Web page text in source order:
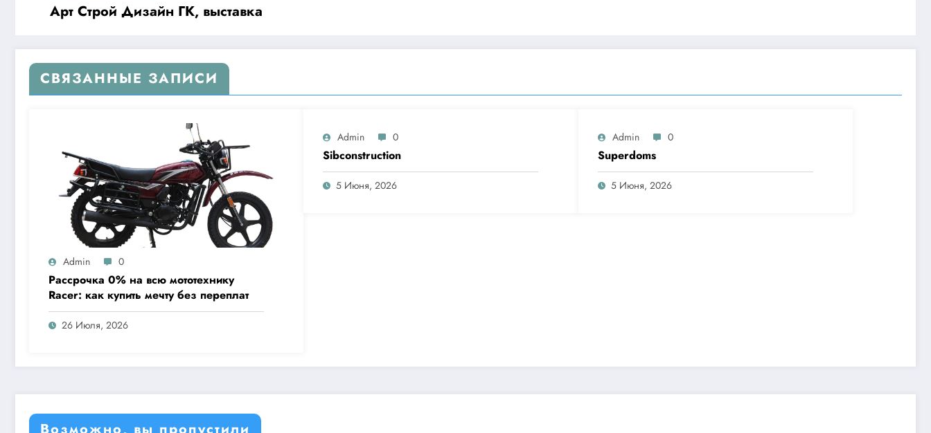
Арт Строй Дизайн ГК, выставка
СВЯЗАННЫЕ ЗАПИСИ
Admin 0
Рассрочка 0% на всю мототехнику
Racer: как купить мечту без переплат
26 Июля, 2026
Admin 0
Sibconstruction
5 Июня, 2026
Admin 0
Superdoms
5 Июня, 2026